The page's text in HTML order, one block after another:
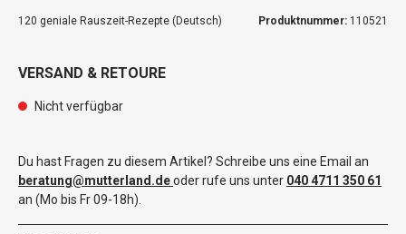
120 geniale Rauszeit-Rezepte (Deutsch) Produktnummer: 110521
VERSAND & RETOURE
Nicht verfügbar
Du hast Fragen zu diesem Artikel? Schreibe uns eine Email an
beratung@mutterland.deoder rufe uns unter 040 4711 350 61
an (Mo bis Fr 09-18h).